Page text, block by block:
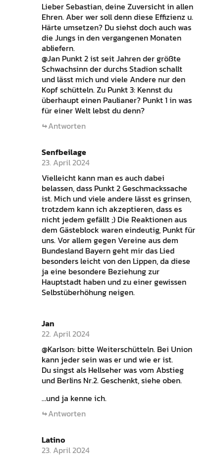
Lieber Sebastian, deine Zuversicht in allen
Ehren. Aber wer soll denn diese Effizienz u.
Härte umsetzen? Du siehst doch auch was
die Jungs in den vergangenen Monaten
abliefern.
@Jan Punkt 2 ist seit Jahren der größte
Schwachsinn der durchs Stadion schallt
und lässt mich und viele Andere nur den
Kopf schütteln. Zu Punkt 3: Kennst du
überhaupt einen Paulianer? Punkt 1 in was
für einer Welt lebst du denn?
Antworten
Senfbeilage
23. April 2024
Vielleicht kann man es auch dabei
belassen, dass Punkt 2 Geschmackssache
ist. Mich und viele andere lässt es grinsen,
trotzdem kann ich akzeptieren, dass es
nicht jedem gefällt ;) Die Reaktionen aus
dem Gästeblock waren eindeutig, Punkt für
uns. Vor allem gegen Vereine aus dem
Bundesland Bayern geht mir das Lied
besonders leicht von den Lippen, da diese
ja eine besondere Beziehung zur
Hauptstadt haben und zu einer gewissen
Selbstüberhöhung neigen.
Jan
22. April 2024
@Karlson: bitte Weiterschütteln. Bei Union
kann jeder sein was er und wie er ist.
Du singst als Hellseher was vom Abstieg
und Berlins Nr.2. Geschenkt, siehe oben.
…und ja kenne ich.
Antworten
Latino
23. April 2024